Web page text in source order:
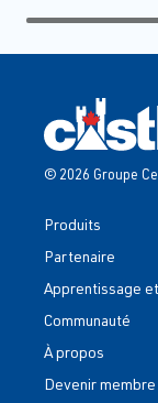
© 2026 Groupe
Produits
Partenaire
Apprentissage
Communauté
À propos
Devenir membre